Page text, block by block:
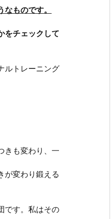
ものです。
をチェックして
ルトレーニング
きも変わり、一
が変わり鍛える
です。私はその